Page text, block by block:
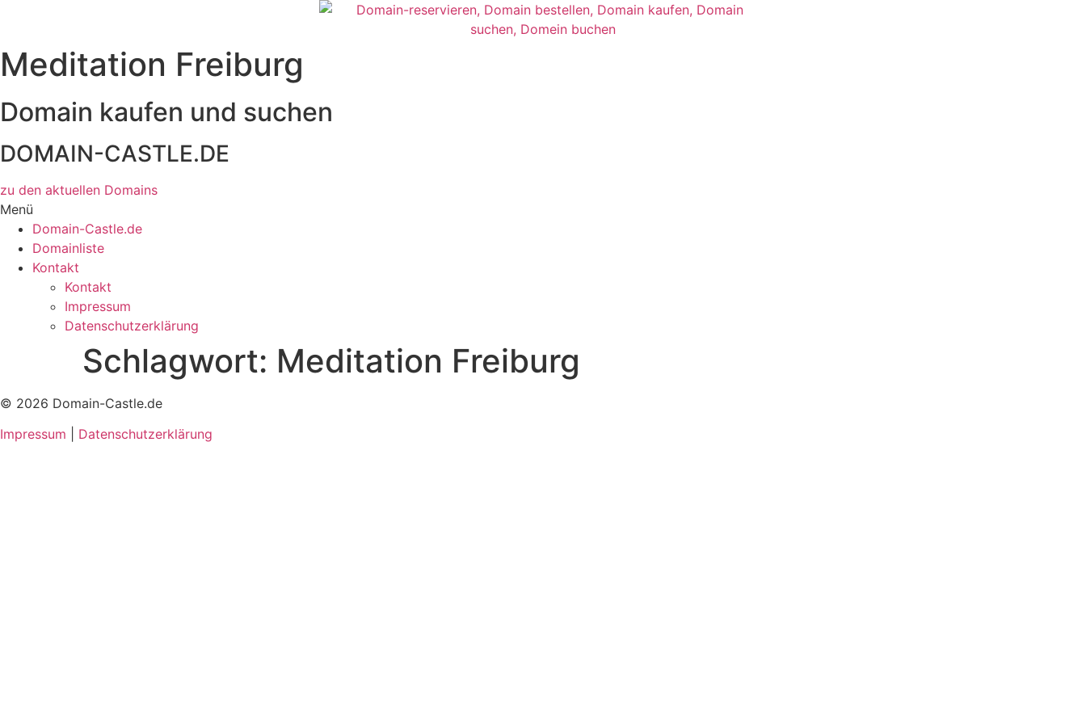
Meditation Freiburg
Domain kaufen und suchen
DOMAIN-CASTLE.DE
zu den aktuellen Domains​
Menü
Domain-Castle.de
Domainliste
Kontakt
Kontakt
Impressum
Datenschutzerklärung
Schlagwort: Meditation Freiburg
© 2026 Domain-Castle.de
Impressum
Datenschutzerklärung